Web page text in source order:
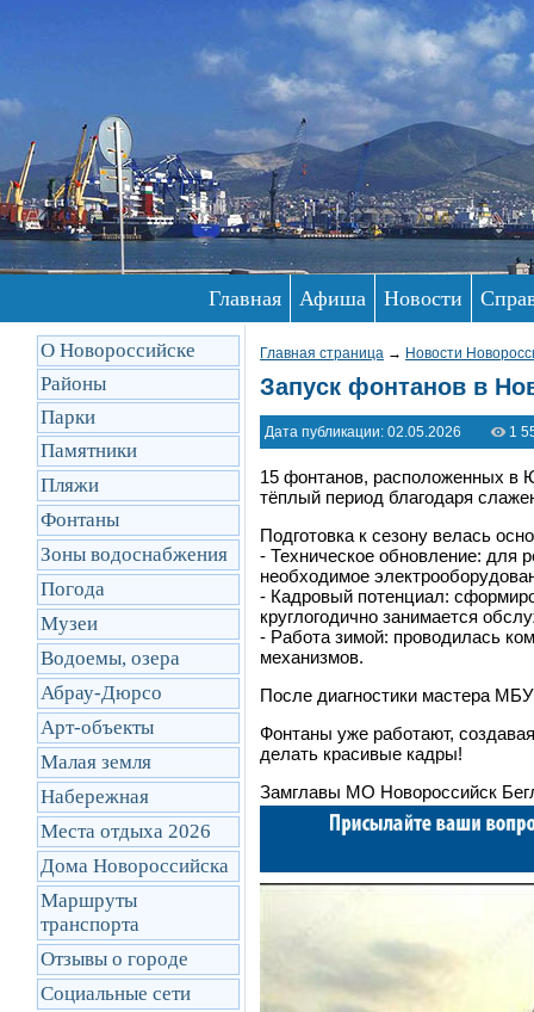
Главная Афиша Новости
О Новороссийске
Районы
Парки
Памятники
Пляжи
Фонтаны
Зоны водоснабжения
Погода
Музеи
Водоемы, озера
Абрау-Дюрсо
Арт-объекты
Малая земля
Набережная
Места отдыха 2026
Дома Новороссийска
Маршруты
транcпорта
Отзывы о городе
Социальные сети
Главная страница → Новости
Запуск фонтанов в
Дата публикации: 02.05.2026 1
15 фонтанов, расположенных в
тёплый период благодаря
Подготовка к сезону велась
- Техническое обновление: для
необходимое
- Кадровый потенциал:
круглогодично занимается
- Работа зимой: проводилась
механизмов.
После диагностики мастера
Фонтаны уже работают,
делать красивые кадры!
Замглавы МО Новороссийск